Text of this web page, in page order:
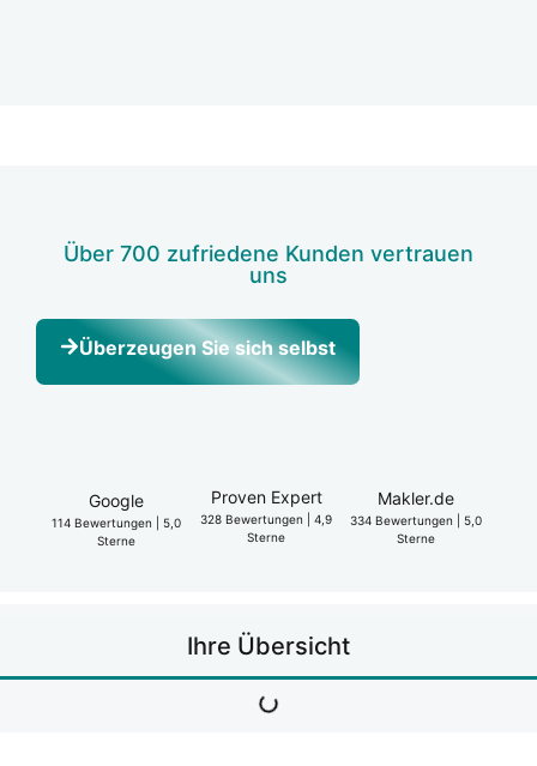
Über 700 zufrie­de­ne Kun­den ver­trau­en
uns
Über­zeu­gen Sie sich selbst
Goog­le
114 Bewer­tun­gen | 5,0
Ster­ne
Pro­ven Expert
328 Bewer­tun­gen | 4,9
Ster­ne
Makler.de
334 Bewer­tun­gen | 5,0
Ster­ne
Ihre Über­sicht